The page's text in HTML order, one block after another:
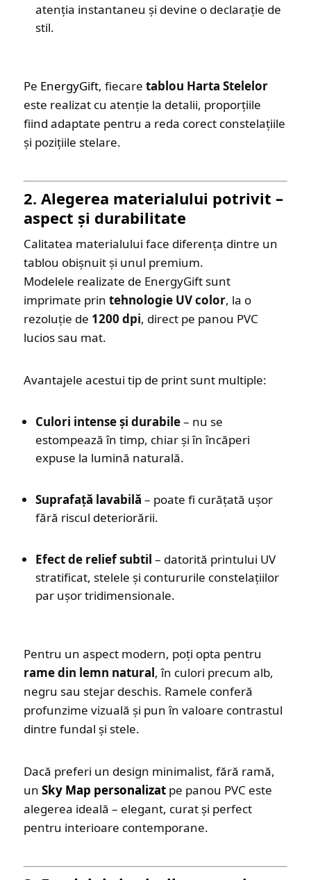
atenția instantaneu și devine o declarație de
stil.
Pe EnergyGift, fiecare tablou Harta Stelelor
este realizat cu atenție la detalii, proporțiile
fiind adaptate pentru a reda corect constelațiile
și pozițiile stelare.
2. Alegerea materialului potrivit –
aspect și durabilitate
Calitatea materialului face diferența dintre un
tablou obișnuit și unul premium.
Modelele realizate de EnergyGift sunt
imprimate prin tehnologie UV color, la o
rezoluție de 1200 dpi, direct pe panou PVC
lucios sau mat.
Avantajele acestui tip de print sunt multiple:
Culori intense și durabile– nu se
estompează în timp, chiar și în încăperi
expuse la lumină naturală.
Suprafață lavabilă – poate fi curățată ușor
fără riscul deteriorării.
Efect de relief subtil – datorită printului UV
stratificat, stelele și contururile constelațiilor
par ușor tridimensionale.
Pentru un aspect modern, poți opta pentru
rame din lemn natural, în culori precum alb,
negru sau stejar deschis. Ramele conferă
profunzime vizuală și pun în valoare contrastul
dintre fundal și stele.
Dacă preferi un design minimalist, fără ramă,
un Sky Map personalizatpe panou PVC este
alegerea ideală – elegant, curat și perfect
pentru interioare contemporane.